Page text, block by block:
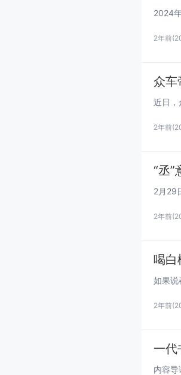
2年前
众车
2年前
“丞
2年前
喝白
2年前
一代